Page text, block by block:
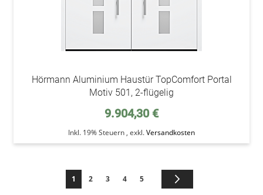
Hörmann Aluminium Haustür TopComfort Portal
Motiv 501, 2-flügelig
9.904,30 €
Inkl. 19% Steuern , exkl.Versandkosten
Seite
Sie lesen gerade die Seite
1 Seite
2 Seite
3 Seite
4 Seite
5